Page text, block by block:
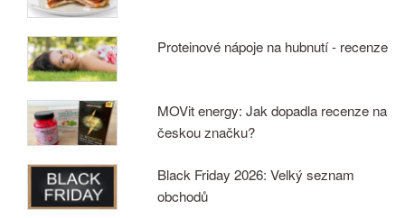
Proteinové nápoje na hubnutí - recenze
MOVit energy: Jak dopadla recenze na
českou značku?
Black Friday 2026: Velký seznam
obchodů